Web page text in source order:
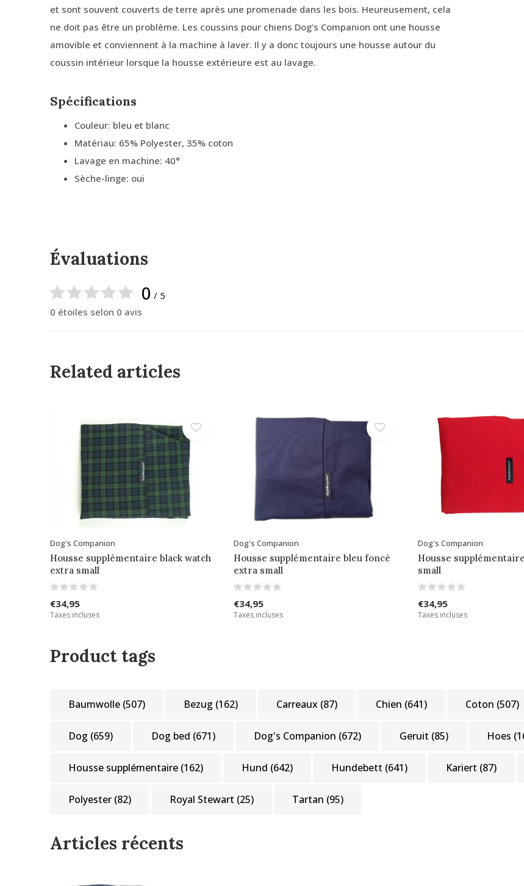
et sont souvent couverts de terre après une promenade dans les bois. Heureusement, cela
ne doit pas être un problème. Les coussins pour chiens Dog's Companion ont une housse
amovible et conviennent à la machine à laver. Il y a donc toujours une housse autour du
coussin intérieur lorsque la housse extérieure est au lavage.
Spécifications
Couleur: bleu et blanc
Matériau: 65% Polyester, 35% coton
Lavage en machine: 40°
Sèche-linge: oui
Évaluations
0 / 5
0 étoiles selon 0 avis
Related articles
Dog's Companion
Housse supplémentaire black watch
extra small
€34,95
Taxes incluses
Dog's Companion
Housse supplémentaire bleu foncé
extra small
€34,95
Taxes incluses
Dog's Companion
Housse
small
€34,95
Taxes incluses
Product tags
Baumwolle (507) Bezug (162) Carreaux (87) Chien (641) Coton (507)
Dog (659) Dog bed (671) Dog's Companion (672) Geruit (85) Hoes
Housse supplémentaire (162) Hund (642) Hundebett (641) Kariert (87)
Polyester (82) Royal Stewart (25) Tartan (95)
Articles récents